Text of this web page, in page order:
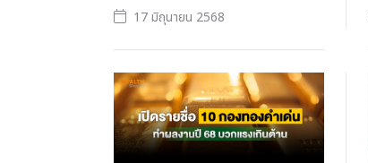
17 มิถุนายน 2568